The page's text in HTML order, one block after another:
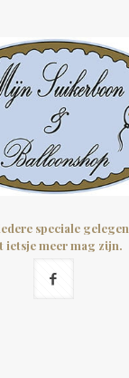
speciale
ietsje meer mag zijn.